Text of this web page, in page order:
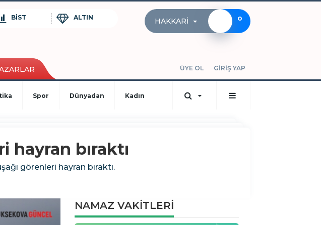
BİST ALTIN HAKKARI °
ÜYE OL GİRİŞ YAP
Spor Dünyadan Kadın
hayran bıraktı
görenleri hayran bıraktı.
NAMAZ VAKİTLERİ